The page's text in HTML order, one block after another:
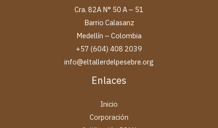
Cra. 82A N° 50 A – 51
Barrio Calasanz
Medellín – Colombia
+57 (604) 408 2039
info@eltallerdelpesebre.org
Enlaces
Inicio
Corporación